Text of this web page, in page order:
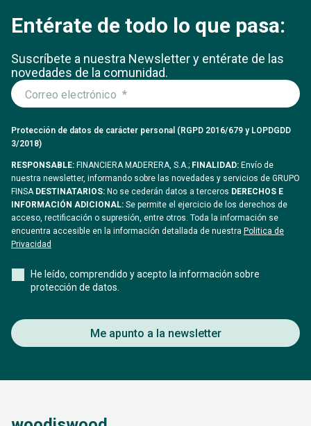
Entérate de todo lo que pasa:
Suscríbete a nuestra Newsletter y entérate de las
novedades de la comunidad.
Protección de datos de carácter personal (RGPD 2016/679 y LOPDGDD
3/2018)
RESPONSABLE: FINANCIERA MADERERA, S.A.; FINALIDAD: Envío de
nuestra newsletter, informando sobre las novedades y servicios de GRUPO
FINSADESTINATARIOS: No se cederán datos a terceros DERECHOS E
INFORMACIÓN ADICIONAL: Se permite el ejercicio de los derechos de
acceso, rectificación o supresión, entre otros. Toda la información se
encuentra accesible en la información detallada de nuestra Politica de
Privacidad
He leído, comprendido y acepto la información sobre
protección de datos.
Me apunto a la newsletter